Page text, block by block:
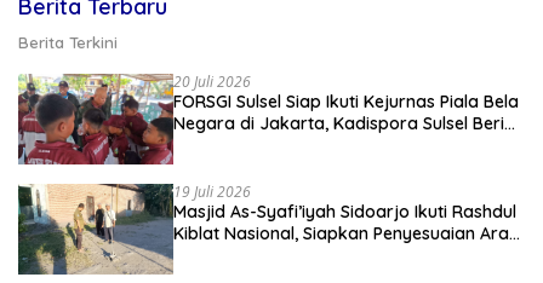
Berita Terbaru
Berita Terkini
20 Juli 2026
FORSGI Sulsel Siap Ikuti Kejurnas Piala Bela
Negara di Jakarta, Kadispora Sulsel Beri
19 Juli 2026
Masjid As-Syafi’iyah Sidoarjo Ikuti Rashdul
Kiblat Nasional, Siapkan Penyesuaian Arah